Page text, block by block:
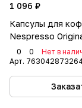
1 096 ₽
Капсулы для
Nespresso
0 0
Нет в
Арт.